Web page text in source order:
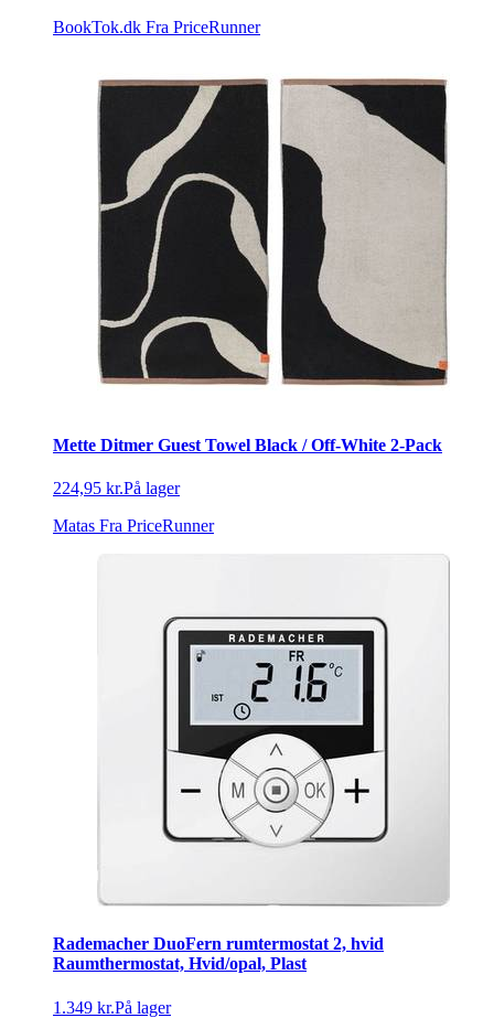
BookTok.dk Fra PriceRunner
Mette Ditmer Guest Towel Black / Off-White 2-Pack
224,95 kr.På lager
Matas Fra PriceRunner
Rademacher DuoFern rumtermostat 2, hvid
Raumthermostat, Hvid/opal, Plast
1.349 kr.På lager